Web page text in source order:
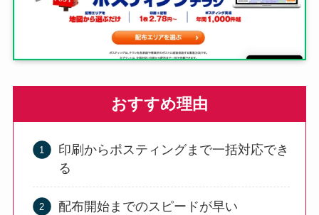
おすすめ理由
印刷からポスティングまで一括対応でき
る
配布開始までのスピードが早い